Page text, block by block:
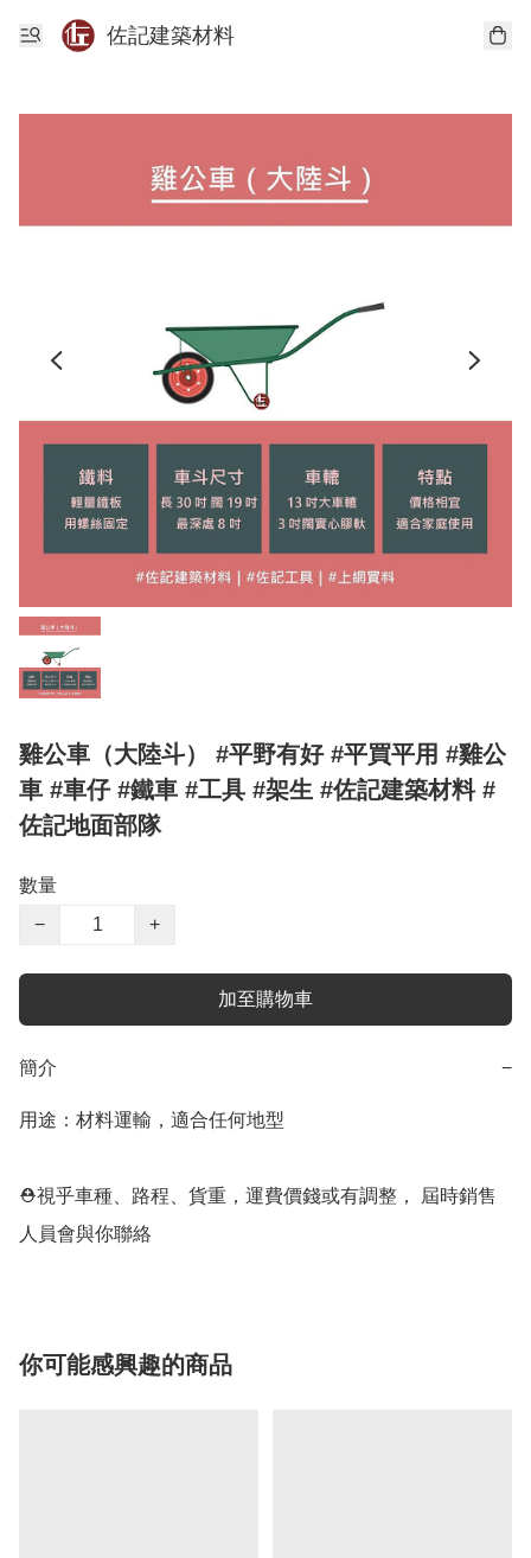
佐記建築材料
雞公車（大陸斗） #平野有好 #平買平用 #雞公
車 #車仔 #鐵車 #工具 #架生 #佐記建築材料 #
佐記地面部隊
數量
−
+
加至購物車
簡介 −
用途：材料運輸，適合任何地型
⛑視乎車種、路程、貨重，運費價錢或有調整， 屆時銷售
人員會與你聯絡
你可能感興趣的商品